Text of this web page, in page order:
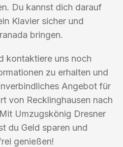
Du kannst dich darauf
Klavier sicher und
bringen.
kontaktiere uns noch
zu erhalten und
Angebot für
von Recklinghausen nach
Umzugskönig Dresner
du Geld sparen und
genießen!